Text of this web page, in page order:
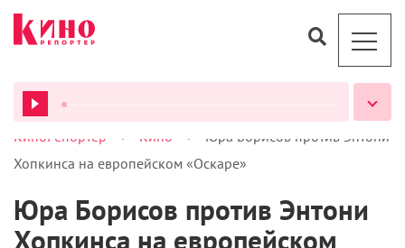
ВСЕ ПОДКАСТЫ
КиноРепортер > Кино >
Юра Борисов против Энтони
Хопкинса на европейском «Оскаре»
Юра Борисов против Энтони
Хопкинса на европейском